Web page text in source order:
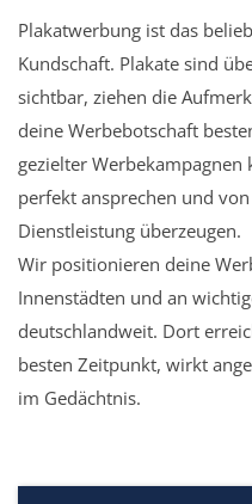
Plakatwerbung ist das
Kundschaft. Plakate sind
sichtbar, ziehen die
deine Werbebotschaft
gezielter
perfekt ansprechen und
Dienstleistung überzeugen.
Wir positionieren deine
Innenstädten und an
deutschlandweit. Dort
besten Zeitpunkt, wirkt
im Gedächtnis.